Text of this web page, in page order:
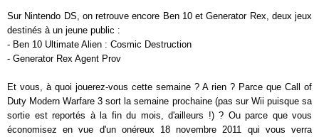
Sur Nintendo DS, on retrouve encore Ben 10 et Generator Rex, deux jeux
destinés à un jeune public :
- Ben 10 Ultimate Alien : Cosmic Destruction
- Generator Rex Agent Prov
Et vous, à quoi jouerez-vous cette semaine ? A rien ? Parce que Call of
Duty Modern Warfare 3 sort la semaine prochaine (pas sur Wii puisque sa
sortie est reportés à la fin du mois, d'ailleurs !) ? Ou parce que vous
économisez en vue d'un onéreux 18 novembre 2011 qui vous verra